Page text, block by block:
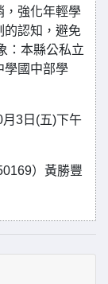
，強化年輕學
的認知，避免
：本縣公私立
學國中部學
3日(五)下午
）黃勝豐